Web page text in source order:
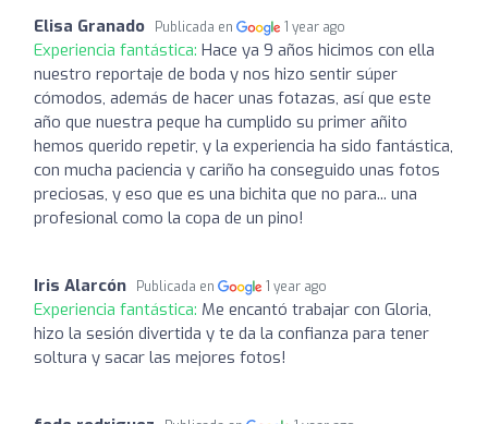
Elisa Granado Publicada en 1 year ago
Experiencia fantástica: Hace ya 9 años hicimos con ella
nuestro reportaje de boda y nos hizo sentir súper
cómodos, además de hacer unas fotazas, así que este
año que nuestra peque ha cumplido su primer añito
hemos querido repetir, y la experiencia ha sido fantástica,
con mucha paciencia y cariño ha conseguido unas fotos
preciosas, y eso que es una bichita que no para... una
profesional como la copa de un pino!
Iris Alarcón Publicada en 1 year ago
Experiencia fantástica: Me encantó trabajar con Gloria,
hizo la sesión divertida y te da la confianza para tener
soltura y sacar las mejores fotos!